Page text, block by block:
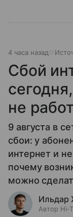
4 часа назад
Сбой
не
9 августа в
сбои: у
интернет и
почему
можно
Ильдар
Автор Hi-